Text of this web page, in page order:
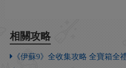
相關攻略
《伊蘇9》全收集攻略 全寶箱全